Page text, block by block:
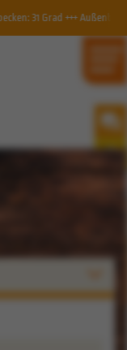
Außenbecken: 30 Grad +++